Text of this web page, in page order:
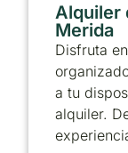
Alquiler
Merida
Disfruta
a tu
alquiler.